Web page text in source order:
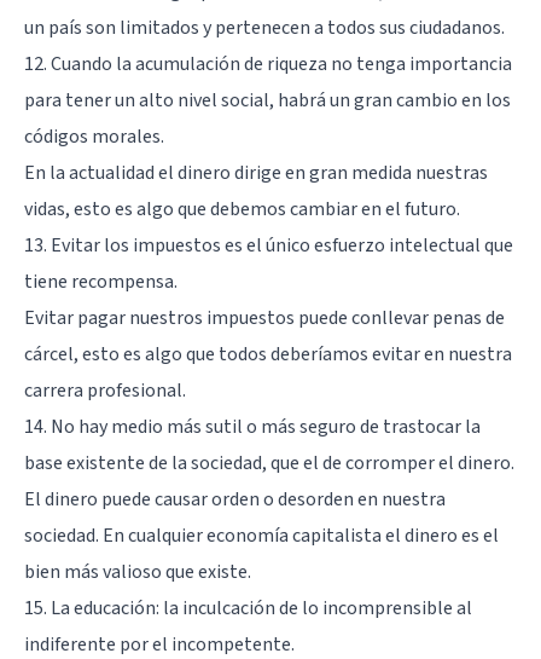
un país son limitados y pertenecen a todos sus ciudadanos.
12. Cuando la acumulación de riqueza no tenga importancia
para tener un alto nivel social, habrá un gran cambio en los
códigos morales.
En la actualidad el dinero dirige en gran medida nuestras
vidas, esto es algo que debemos cambiar en el futuro.
13. Evitar los impuestos es el único esfuerzo intelectual que
tiene recompensa.
Evitar pagar nuestros impuestos puede conllevar penas de
cárcel, esto es algo que todos deberíamos evitar en nuestra
carrera profesional.
14. No hay medio más sutil o más seguro de trastocar la
base existente de la sociedad, que el de corromper el dinero.
El dinero puede causar orden o desorden en nuestra
sociedad. En cualquier economía capitalista el dinero es el
bien más valioso que existe.
15. La educación: la inculcación de lo incomprensible al
indiferente por el incompetente.